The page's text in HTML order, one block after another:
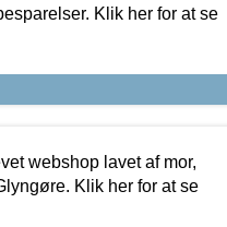
Klik her for at se
webshop lavet af mor,
Klik her for at se